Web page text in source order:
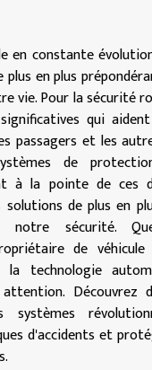
en constante
en plus
vie. Pour la sécurité
qui
passagers et les
de
à la pointe de ces
de plus en
notre sécurité.
de
la technologie
Découvrez
systèmes
d'accidents et